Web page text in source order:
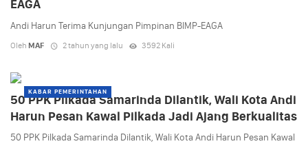
EAGA
Andi Harun Terima Kunjungan Pimpinan BIMP-EAGA
Oleh MAF 2 tahun yang lalu 3592 Kali
KABAR PEMERINTAHAN
50 PPK Pilkada Samarinda Dilantik, Wali Kota Andi
Harun Pesan Kawal Pilkada Jadi Ajang Berkualitas
50 PPK Pilkada Samarinda Dilantik, Wali Kota Andi Harun Pesan Kawal